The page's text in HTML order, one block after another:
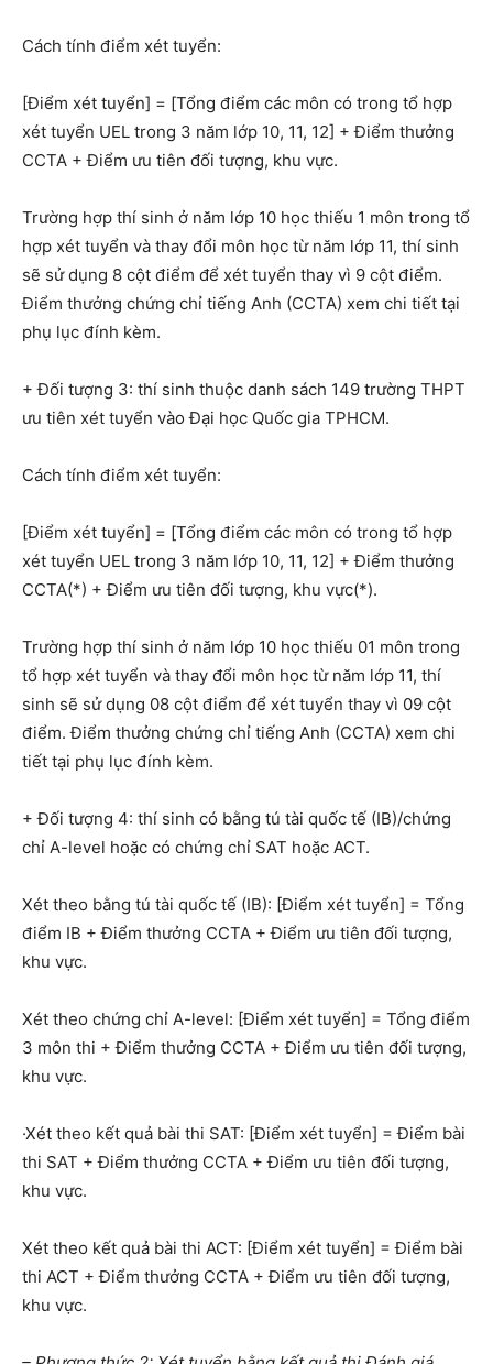
Cách tính điểm xét tuyển:
[Điểm xét tuyển] = [Tổng điểm các môn có trong tổ hợp
xét tuyển UEL trong 3 năm lớp 10, 11, 12] + Điểm thưởng
CCTA + Điểm ưu tiên đối tượng, khu vực.
Trường hợp thí sinh ở năm lớp 10 học thiếu 1 môn trong tổ
hợp xét tuyển và thay đổi môn học từ năm lớp 11, thí sinh
sẽ sử dụng 8 cột điểm để xét tuyển thay vì 9 cột điểm.
Điểm thưởng chứng chỉ tiếng Anh (CCTA) xem chi tiết tại
phụ lục đính kèm.
+ Đối tượng 3: thí sinh thuộc danh sách 149 trường THPT
ưu tiên xét tuyển vào Đại học Quốc gia TPHCM.
Cách tính điểm xét tuyển:
[Điểm xét tuyển] = [Tổng điểm các môn có trong tổ hợp
xét tuyển UEL trong 3 năm lớp 10, 11, 12] + Điểm thưởng
CCTA(*) + Điểm ưu tiên đối tượng, khu vực(*).
Trường hợp thí sinh ở năm lớp 10 học thiếu 01 môn trong
tổ hợp xét tuyển và thay đổi môn học từ năm lớp 11, thí
sinh sẽ sử dụng 08 cột điểm để xét tuyển thay vì 09 cột
điểm. Điểm thưởng chứng chỉ tiếng Anh (CCTA) xem chi
tiết tại phụ lục đính kèm.
+ Đối tượng 4: thí sinh có bằng tú tài quốc tế (IB)/chứng
chỉ A-level hoặc có chứng chỉ SAT hoặc ACT.
Xét theo bằng tú tài quốc tế (IB): [Điểm xét tuyển] = Tổng
điểm IB + Điểm thưởng CCTA + Điểm ưu tiên đối tượng,
khu vực.
Xét theo chứng chỉ A-level: [Điểm xét tuyển] = Tổng điểm
3 môn thi + Điểm thưởng CCTA + Điểm ưu tiên đối tượng,
khu vực.
·Xét theo kết quả bài thi SAT: [Điểm xét tuyển] = Điểm bài
thi SAT + Điểm thưởng CCTA + Điểm ưu tiên đối tượng,
khu vực.
Xét theo kết quả bài thi ACT: [Điểm xét tuyển] = Điểm bài
thi ACT + Điểm thưởng CCTA + Điểm ưu tiên đối tượng,
khu vực.